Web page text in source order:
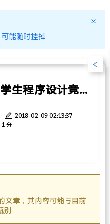
能随时挂掉
安徽大学第九届大学生程序设计竞赛决赛
2018-02-09 02:13:37
1 分
文章，其内容可能与目前
别